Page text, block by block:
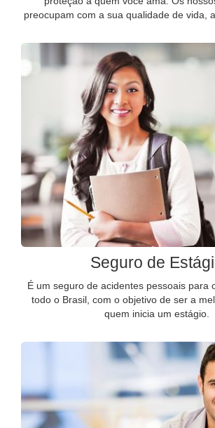
preocupam com a sua qualidade de vida,
Seguro de
É um seguro de acidentes pessoais para
todo o Brasil, com o objetivo de ser a
quem inicia um estágio.